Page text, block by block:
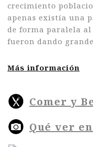
crecimiento
apenas existía una
de forma paralela
fueron dando
Más información
Comer y
Qué ver